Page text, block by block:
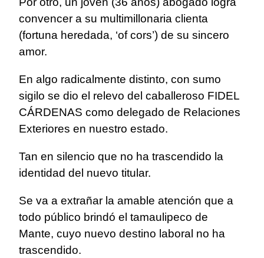
convencer a su multimillonaria clienta
(fortuna heredada, ‘of cors’) de su sincero
amor.
En algo radicalmente distinto, con sumo
sigilo se dio el relevo del caballeroso FIDEL
CÁRDENAS como delegado de Relaciones
Exteriores en nuestro estado.
Tan en silencio que no ha trascendido la
identidad del nuevo titular.
Se va a extrañar la amable atención que a
todo público brindó el tamaulipeco de
Mante, cuyo nuevo destino laboral no ha
trascendido.